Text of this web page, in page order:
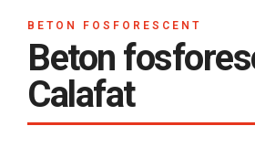
BETON FOSFORESCENT
Beton
Calafat